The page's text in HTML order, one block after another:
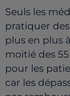
Seuls les
pratiquer
plus en plus
moitié des
pour les
car les